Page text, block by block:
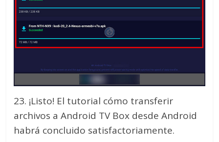
23. ¡Listo! El tutorial cómo transferir
archivos a Android TV Box desde Android
habrá concluido satisfactoriamente.